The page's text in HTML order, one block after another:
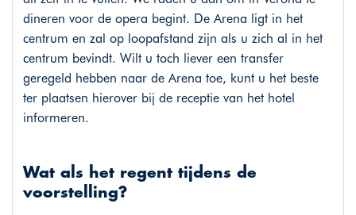
dineren voor de opera begint. De Arena ligt in het
centrum en zal op loopafstand zijn als u zich al in het
centrum bevindt. Wilt u toch liever een transfer
geregeld hebben naar de Arena toe, kunt u het beste
ter plaatsen hierover bij de receptie van het hotel
informeren.
Wat als het regent tijdens de
voorstelling?